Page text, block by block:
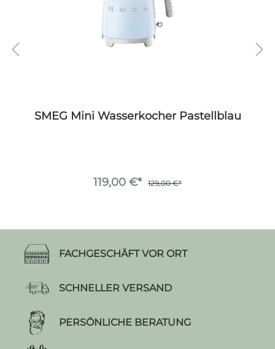
SMEG Mini Wasserkocher Pastellblau
119,00 €* 129,00 €*
FACHGESCHÄFT VOR ORT
SCHNELLER VERSAND
PERSÖNLICHE BERATUNG